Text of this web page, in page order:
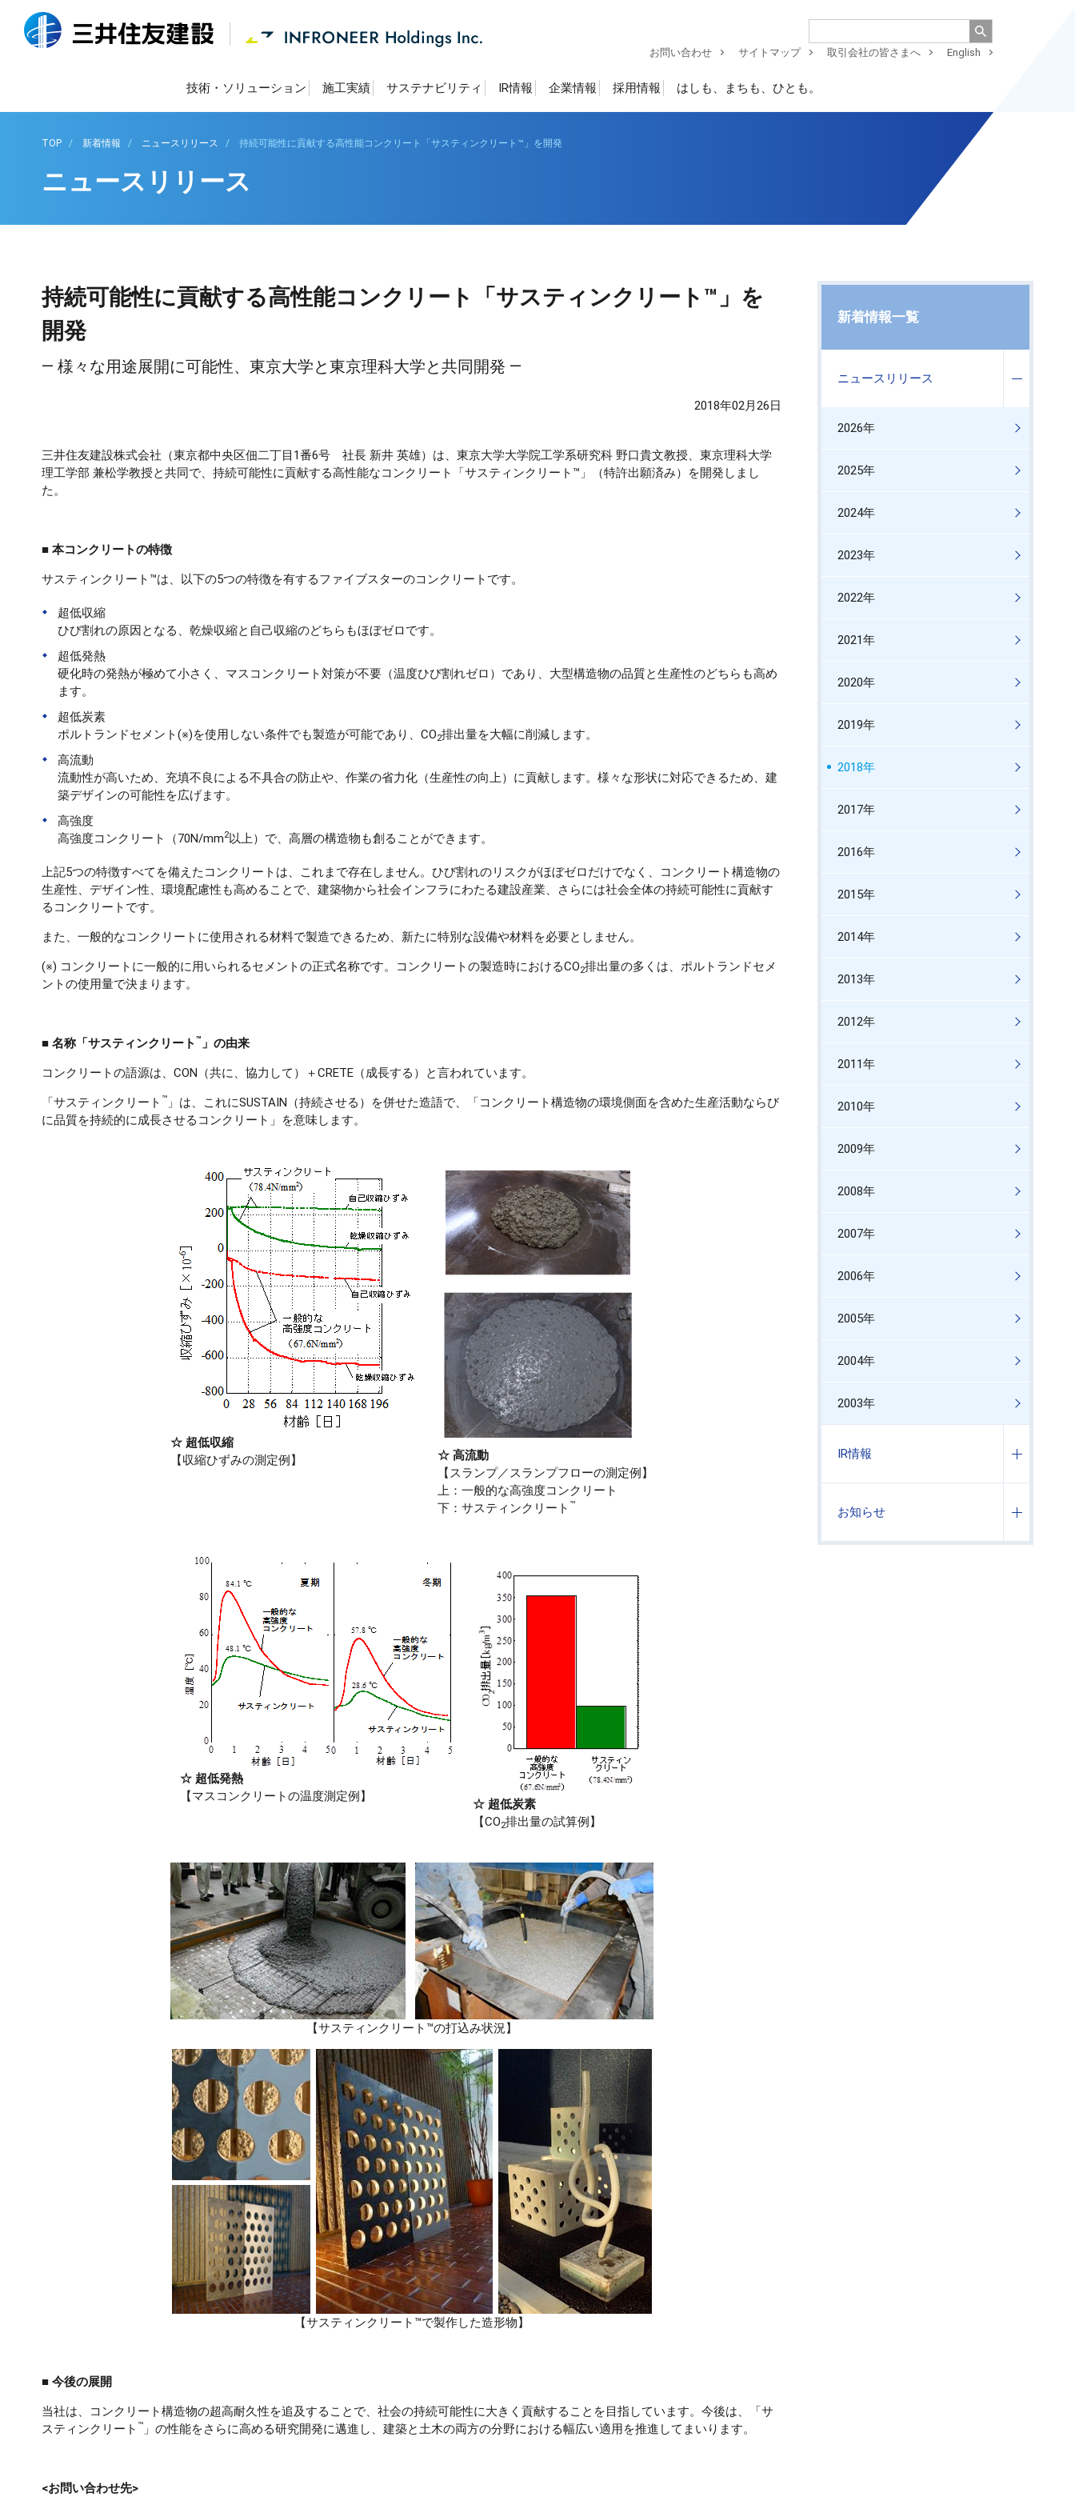
お問い合わせ サイトマップ 取引会社の皆さまへ English
技術・ソリューション 施工実績 サステナビリティ IR情報 企業情報 採用情報 はしも、まちも、ひとも。
TOP 新着情報 ニュースリリース 持続可能性に貢献する高性能コンクリート「サスティンクリート™」を開発
ニュースリリース
持続可能性に貢献する高性能コンクリート「サスティンクリート™」を
開発
― 様々な用途展開に可能性、東京大学と東京理科大学と共同開発 ―
2018年02月26日
三井住友建設株式会社（東京都中央区佃二丁目1番6号 社長 新井 英雄）は、東京大学大学院工学系研究科 野口貴文教授、東京理科大学
理工学部 兼松学教授と共同で、持続可能性に貢献する高性能なコンクリート「サスティンクリート™」（特許出願済み）を開発しまし
た。
■ 本コンクリートの特徴
サスティンクリート™は、以下の5つの特徴を有するファイブスターのコンクリートです。
超低収縮
ひび割れの原因となる、乾燥収縮と自己収縮のどちらもほぼゼロです。
超低発熱
硬化時の発熱が極めて小さく、マスコンクリート対策が不要（温度ひび割れゼロ）であり、大型構造物の品質と生産性のどちらも高め
ます。
超低炭素
ポルトランドセメント(※)を使用しない条件でも製造が可能であり、CO2排出量を大幅に削減します。
高流動
流動性が高いため、充填不良による不具合の防止や、作業の省力化（生産性の向上）に貢献します。様々な形状に対応できるため、建
築デザインの可能性を広げます。
高強度
高強度コンクリート（70N/mm2以上）で、高層の構造物も創ることができます。
上記5つの特徴すべてを備えたコンクリートは、これまで存在しません。ひび割れのリスクがほぼゼロだけでなく、コンクリート構造物の
生産性、デザイン性、環境配慮性も高めることで、建築物から社会インフラにわたる建設産業、さらには社会全体の持続可能性に貢献す
るコンクリートです。
また、一般的なコンクリートに使用される材料で製造できるため、新たに特別な設備や材料を必要としません。
(※) コンクリートに一般的に用いられるセメントの正式名称です。コンクリートの製造時におけるCO2排出量の多くは、ポルトランドセメ
ントの使用量で決まります。
■ 名称「サスティンクリート ™ 」の由来
コンクリートの語源は、CON（共に、協力して）＋CRETE（成長する）と言われています。
「サスティンクリート ™ 」は、これにSUSTAIN（持続させる）を併せた造語で、「コンクリート構造物の環境側面を含めた生産活動ならび
に品質を持続的に成長させるコンクリート」を意味します。
☆ 超低収縮
【収縮ひずみの測定例】
☆ 高流動
【スランプ／スランプフローの測定例】
上：一般的な高強度コンクリート
下：サスティンクリート ™
☆ 超低発熱
【マスコンクリートの温度測定例】
☆ 超低炭素
【CO2排出量の試算例】
【サスティンクリート™の打込み状況】
【サスティンクリート™で製作した造形物】
■ 今後の展開
当社は、コンクリート構造物の超高耐久性を追及することで、社会の持続可能性に大きく貢献することを目指しています。今後は、「サ
スティンクリート ™ 」の性能をさらに高める研究開発に邁進し、建築と土木の両方の分野における幅広い適用を推進してまいります。
<お問い合わせ先>
新着情報一覧
ニュースリリース
2026年
2025年
2024年
2023年
2022年
2021年
2020年
2019年
2018年
2017年
2016年
2015年
2014年
2013年
2012年
2011年
2010年
2009年
2008年
2007年
2006年
2005年
2004年
2003年
IR情報
お知らせ